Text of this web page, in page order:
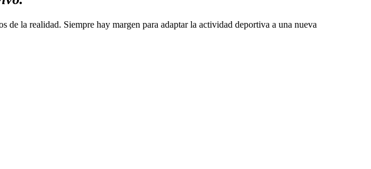
de la realidad. Siempre hay margen para adaptar la actividad deportiva a una nueva